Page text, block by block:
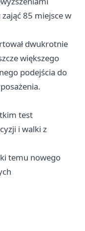
85 miejsce w
dwukrotnie
większego
podejścia do
test
i walki z
temu nowego